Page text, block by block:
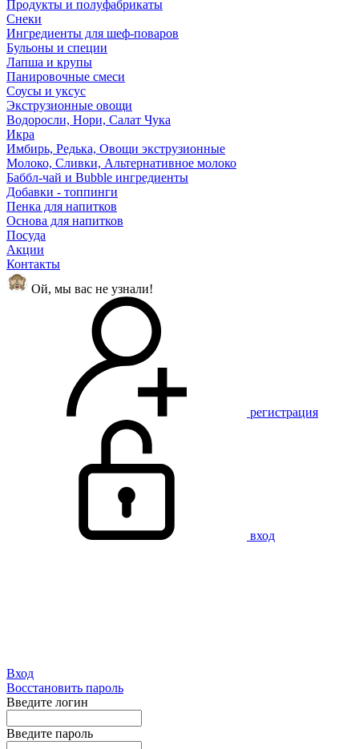
Продукты и полуфабрикаты
Снеки
Ингредиенты для шеф-поваров
Бульоны и специи
Лапша и крупы
Панировочные смеси
Соусы и уксус
Экструзионные овощи
Водоросли, Нори, Салат Чука
Икра
Имбирь, Редька, Овощи экструзионные
Молоко, Сливки, Альтернативное молоко
Баббл-чай и Bubble ингредиенты
Добавки - топпинги
Пенка для напитков
Основа для напитков
Посуда
Акции
Контакты
Ой, мы вас не узнали!
регистрация
вход
Вход
Восстановить пароль
Введите логин
Введите пароль